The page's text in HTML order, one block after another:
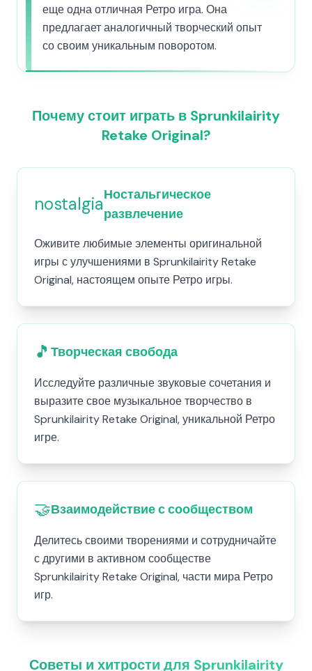
еще одна отличная Ретро игра. Она
предлагает аналогичный творческий опыт
со своим уникальным поворотом.
Почему стоит играть в Sprunkilairity
Retake Original?
nostalgiaНостальгическое
развлечение
Оживите любимые элементы оригинальной
игры с улучшениями в Sprunkilairity Retake
Original, настоящем опыте Ретро игры.
🎵 Творческая свобода
Исследуйте различные звуковые сочетания и
выразите свое музыкальное творчество в
Sprunkilairity Retake Original, уникальной Ретро
игре.
🤝Взаимодействие с сообществом
Делитесь своими творениями и сотрудничайте
с другими в активном сообществе
Sprunkilairity Retake Original, части мира Ретро
игр.
Советы и хитрости для Sprunkilairity